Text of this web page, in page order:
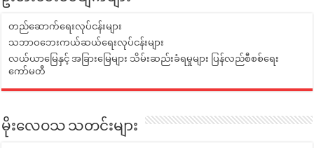
တည်ဆောက်ရေးလုပ်ငန်းများ
သဘာဝဘေးကယ်ဆယ်ရေးလုပ်ငန်းများ
လယ်ယာမြေနှင့် အခြားမြေများ သိမ်းဆည်းခံရမှုများ ပြန်လည်စီစစ်ရေး
ကော်မတီ
မိုးလေဝသ သတင်းများ